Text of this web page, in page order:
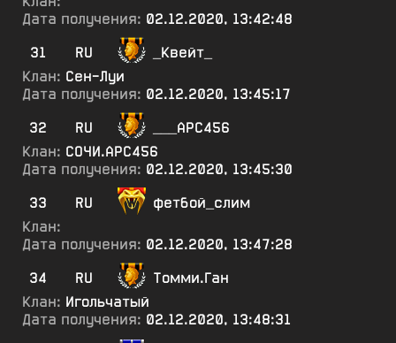
Дата получения: 02.12.2020, 13:42:48
31
RU
_Квейт_
Клан: Сен-Луи
Дата получения: 02.12.2020, 13:45:17
32
RU
___АРС456
Клан: СОЧИ.АРС456
Дата получения: 02.12.2020, 13:45:30
33
RU
фетбой_слим
Клан:
Дата получения: 02.12.2020, 13:47:28
34
RU
Томми.Ган
Клан: Игольчатый
Дата получения: 02.12.2020, 13:48:31